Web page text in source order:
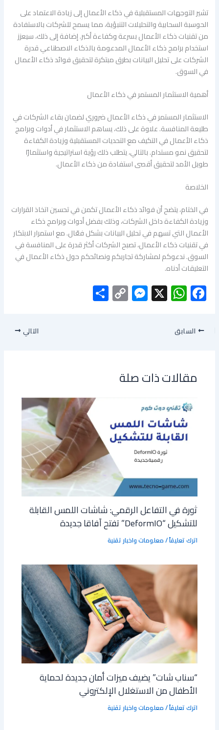
تشير التوجهات المستقبلية في ذكاء الأعمال إلى زيادة الاعتماد على
الحوسبة السحابية والتحليلات التنبؤية، مما يسمح للشركات بالاستفادة
من تقنيات ذكاء الأعمال بسرعة وكفاءة أكبر. إضافة إلى ذلك، سيعزز
استخدام برامج ذكاء الأعمال المدعومة بالذكاء الاصطناعي قدرة
الشركات على تحليل البيانات بطرق مبتكرة لتحقيق فوائد ذكاء الأعمال
في السوق.
أهمية الاستثمار المستمر في ذكاء الأعمال
الاستثمار المستمر في ذكاء الأعمال ضروري لضمان بقاء الشركات في
طليعة المنافسة. علاوة على ذلك، يساهم الاستثمار في أدوات وبرامج
ذكاء الأعمال في التكيف مع التحديات المستقبلية وزيادة الكفاءة
لتحقيق نمو مستدام. بالتالي، يتطلب ذلك رؤية استراتيجية واستثمارًا
طويل الأمد لتحقيق أقصى استفادة من ذكاء الأعمال.
الخلاصة
في الختام، يتضح أن فوائد ذكاء الأعمال تكمن في تحسين اتخاذ القرارات
وزيادة الكفاءة داخل الشركات، وذلك بفضل أدوات وبرامج ذكاء
الأعمال التي تسهم في تحليل البيانات بشكل فعّال. مع استمرار الابتكار
في تقنيات ذكاء الأعمال، تصبح الشركات أكثر قدرة على المنافسة في
السوق. ندعوكم لمشاركة تجاربكم ونصائحكم حول ذكاء الأعمال في
التعليقات أدناه.
F
ac
e
b
ok
W
h
p
p
X
M
es
er
C
o
السابق التالي
مقالات ذات صلة
ثورة في التفاعل الرقمي: شاشات اللمس القابلة
للتشكيل “DeformIO” تفتح آفاقا جديدة
اترك تعليقاً/معلومات واخبار تقنية
“سناب شات” يضيف ميزات أمان جديدة لحماية
الأطفال من الاستغلال الإلكتروني
اترك تعليقاً/معلومات واخبار تقنية